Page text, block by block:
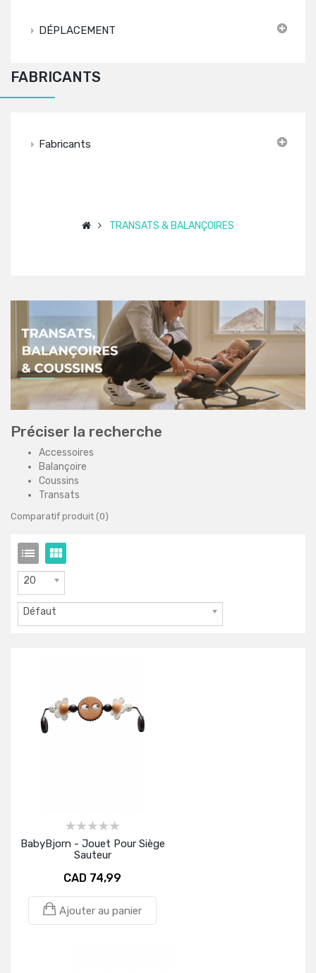
DÉPLACEMENT
FABRICANTS
Fabricants
TRANSATS & BALANÇOIRES
Préciser la recherche
Accessoires
Balançoire
Coussins
Transats
Comparatif produit (0)
20
Défaut
BabyBjorn - Jouet Pour Siège
Sauteur
CAD 74,99
Ajouter au panier